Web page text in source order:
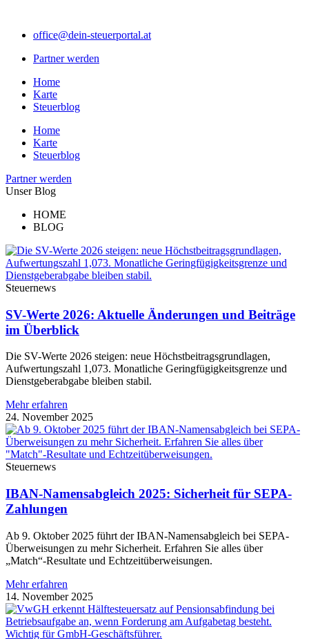
springenoffice@dein-steuerportal.at
Partner werden
Home
Karte
Steuerblog
Home
Karte
Steuerblog
Partner werden
Unser Blog
HOME
BLOG
Steuernews
SV-Werte 2026: Aktuelle Änderungen und Beiträge
im Überblick
Die SV-Werte 2026 steigen: neue Höchstbeitragsgrundlagen,
Aufwertungszahl 1,073. Monatliche Geringfügigkeitsgrenze und
Dienstgeberabgabe bleiben stabil.
Mehr erfahren
24. November 2025
Steuernews
IBAN-Namensabgleich 2025: Sicherheit für SEPA-
Zahlungen
Ab 9. Oktober 2025 führt der IBAN-Namensabgleich bei SEPA-
Überweisungen zu mehr Sicherheit. Erfahren Sie alles über
„Match“-Resultate und Echtzeitüberweisungen.
Mehr erfahren
14. November 2025